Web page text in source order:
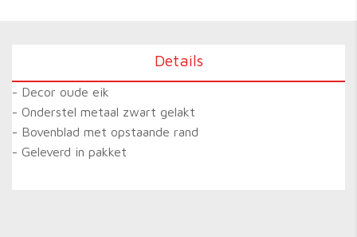
Details
- Decor oude eik
- Onderstel metaal zwart gelakt
- Bovenblad met opstaande rand
- Geleverd in pakket